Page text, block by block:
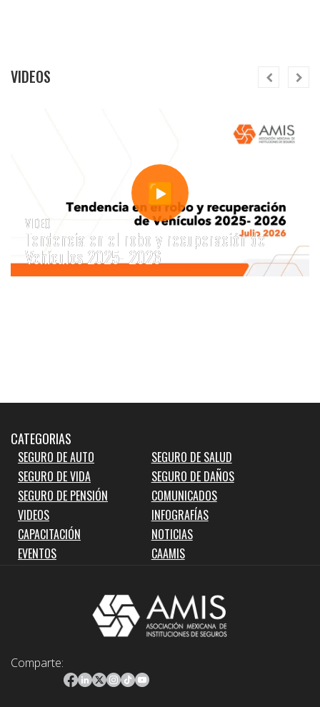
enfermedades registraron el mayor
crecimiento en pagos de siniestros, con un
incremento de 4.8% respecto al 2025
5 puntos a revisar tu póliza antes
de la temporada de lluvias
VIDEOS
VIDEO
Tendencia en el robo y recuperación de
Vehículos 2025- 2026
CATEGORIAS
SEGURO DE AUTO
SEGURO DE SALUD
SEGURO DE VIDA
SEGURO DE DAÑOS
SEGURO DE PENSIÓN
COMUNICADOS
VIDEOS
INFOGRAFÍAS
CAPACITACIÓN
NOTICIAS
EVENTOS
CAAMIS
Comparte: